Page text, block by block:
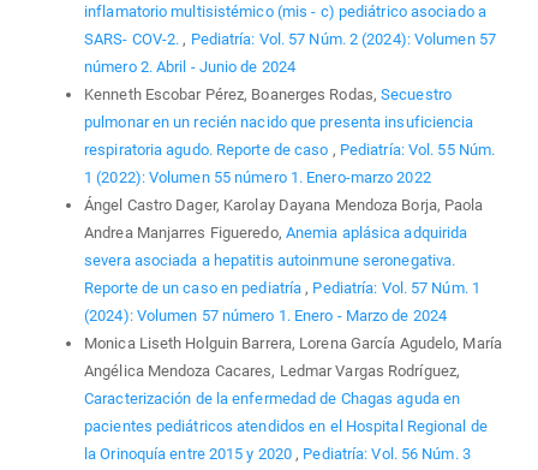
inflamatorio multisistémico (mis - c) pediátrico asociado a
SARS- COV-2. , Pediatría: Vol. 57 Núm. 2 (2024): Volumen 57
número 2. Abril - Junio de 2024
Kenneth Escobar Pérez, Boanerges Rodas,Secuestro
pulmonar en un recién nacido que presenta insuficiencia
respiratoria agudo. Reporte de caso , Pediatría: Vol. 55 Núm.
1 (2022): Volumen 55 número 1. Enero-marzo 2022
Ángel Castro Dager, Karolay Dayana Mendoza Borja, Paola
Andrea Manjarres Figueredo, Anemia aplásica adquirida
severa asociada a hepatitis autoinmune seronegativa.
Reporte de un caso en pediatría , Pediatría: Vol. 57 Núm. 1
(2024): Volumen 57 número 1. Enero - Marzo de 2024
Monica Liseth Holguin Barrera, Lorena García Agudelo, María
Angélica Mendoza Cacares, Ledmar Vargas Rodríguez,
Caracterización de la enfermedad de Chagas aguda en
pacientes pediátricos atendidos en el Hospital Regional de
la Orinoquía entre 2015 y 2020 , Pediatría: Vol. 56 Núm. 3